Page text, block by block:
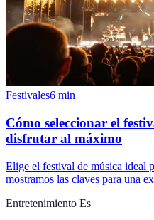
Festivales6 min
Cómo seleccionar el
disfrutar al máximo
Elige el festival de música ideal
mostramos las claves para una
Entretenimiento Es